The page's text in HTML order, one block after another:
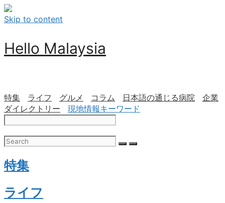
Skip to content
Hello Malaysia
特集 ライフ グルメ コラム 日本語の通じる病院
企業
ダイレクトリー
現地情報キーワード
特集
ライフ